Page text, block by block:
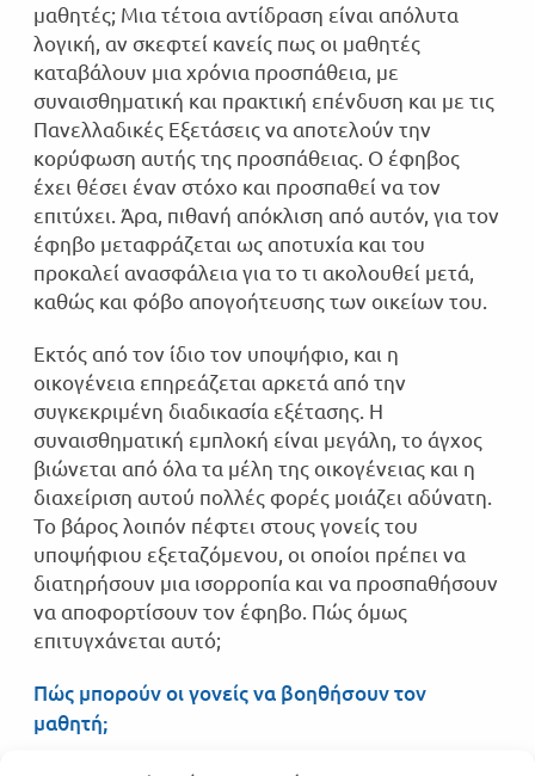
μαθητές; Μια τέτοια αντίδραση είναι απόλυτα
λογική, αν σκεφτεί κανείς πως οι μαθητές
καταβάλουν μια χρόνια προσπάθεια, με
συναισθηματική και πρακτική επένδυση και με τις
Πανελλαδικές Εξετάσεις να αποτελούν την
κορύφωση αυτής της προσπάθειας. Ο έφηβος
έχει θέσει έναν στόχο και προσπαθεί να τον
επιτύχει. Άρα, πιθανή απόκλιση από αυτόν, για τον
έφηβο μεταφράζεται ως αποτυχία και του
προκαλεί ανασφάλεια για το τι ακολουθεί μετά,
καθώς και φόβο απογοήτευσης των οικείων του.
Εκτός από τον ίδιο τον υποψήφιο, και η
οικογένεια επηρεάζεται αρκετά από την
συγκεκριμένη διαδικασία εξέτασης. Η
συναισθηματική εμπλοκή είναι μεγάλη, το άγχος
βιώνεται από όλα τα μέλη της οικογένειας και η
διαχείριση αυτού πολλές φορές μοιάζει αδύνατη.
Το βάρος λοιπόν πέφτει στους γονείς του
υποψήφιου εξεταζόμενου, οι οποίοι πρέπει να
διατηρήσουν μια ισορροπία και να προσπαθήσουν
να αποφορτίσουν τον έφηβο. Πώς όμως
επιτυγχάνεται αυτό;
Πώς μπορούν οι γονείς να βοηθήσουν τον
μαθητή;
Συγχαρητήρια σε όλους τους μαθητές μας για
τις επιτυχίες τους! Καλή σταδιοδρομία!